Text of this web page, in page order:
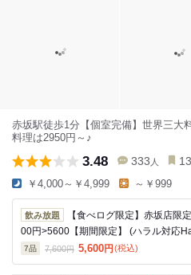
赤坂駅徒歩1分【個室完備】世界三大
料理は2950円～♪
3.48 333 人
￥4,000～￥4,999 ～￥999
飲み放題
【食べログ限定】赤坂店限
00円>5600【期間限定】 (ハラル対応
7品 7,600円 5,600円 (税込)